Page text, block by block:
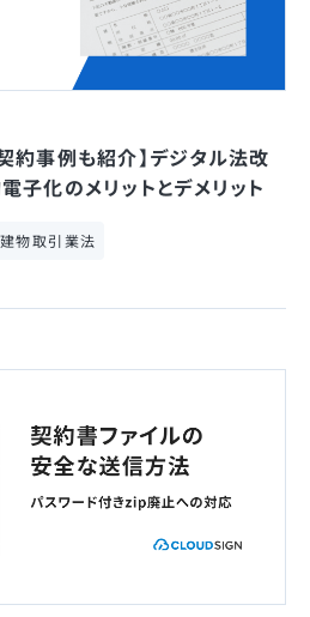
約事例も紹介】デジタル法改
子化のメリットとデメリット
物取引業法